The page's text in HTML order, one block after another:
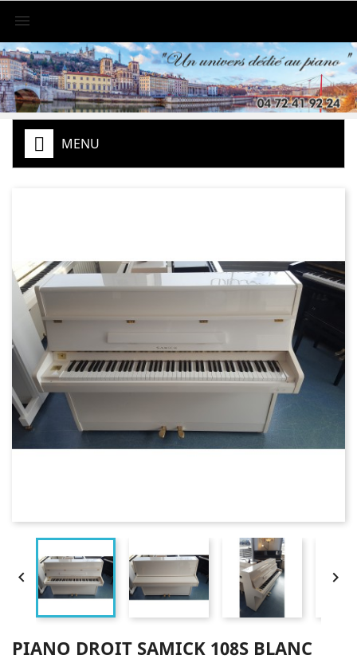

MENU
 
PIANO DROIT SAMICK 108S BLANC